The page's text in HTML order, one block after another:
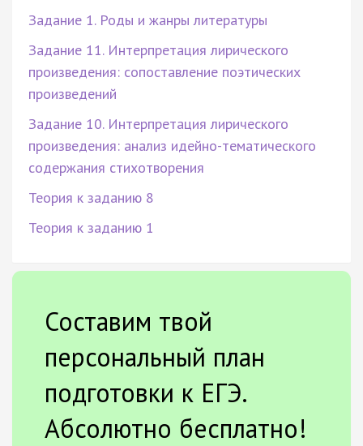
Задание 1. Роды и жанры литературы
Задание 11. Интерпретация лирического
произведения: сопоставление поэтических
произведений
Задание 10. Интерпретация лирического
произведения: анализ идейно-тематического
содержания стихотворения
Теория к заданию 8
Теория к заданию 1
Составим твой
персональный план
подготовки к ЕГЭ.
Абсолютно бесплатно!